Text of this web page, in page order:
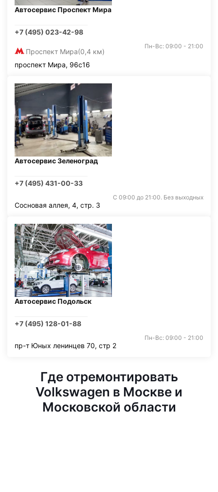
Автосервис Проспект Мира
+7 (495) 023-42-98
Проспект Мира(0,4 км)
Пн-Вс: 09:00 - 21:00
проспект Мира, 96с16
Автосервис Зеленоград
+7 (495) 431-00-33
С 09:00 до 21:00. Без выходных
Сосновая аллея, 4, стр. 3
Автосервис Подольск
+7 (495) 128-01-88
Пн-Вс: 09:00 - 21:00
пр-т Юных ленинцев 70, стр 2
Где отремонтировать
Volkswagen в Москве и
Московской области